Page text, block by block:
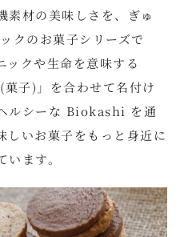
素材の美味しさを、ぎゅ
クのお菓子シリーズで
ックや生命を意味する
子)」を合わせて名付け
ルシーな Biokashi を通
しいお菓子をもっと身近に
ます。